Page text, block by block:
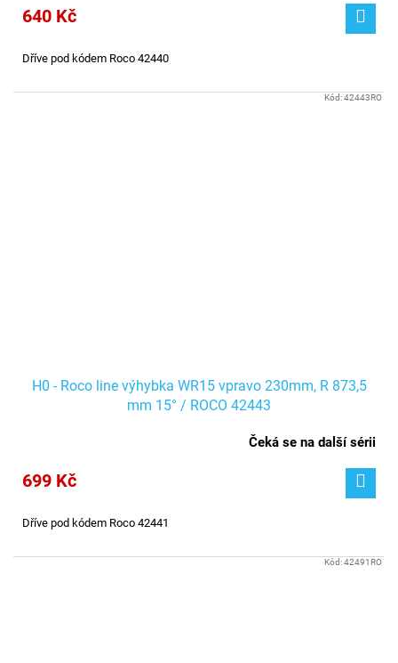
640 Kč
Dříve pod kódem Roco 42440
H0 - Roco line výhybka WR15 vpravo 230mm, R 873,5
mm 15° / ROCO 42443
Čeká se na další sérii
699 Kč
Dříve pod kódem Roco 42441
Kód:42443RO
Kód:42491RO